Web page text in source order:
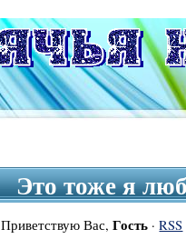
Это тоже я
Приветствую Вас,Гость ·RSS